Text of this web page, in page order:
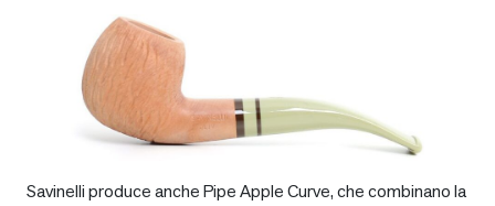
Savinelli produce anche Pipe Apple Curve, che combinano la